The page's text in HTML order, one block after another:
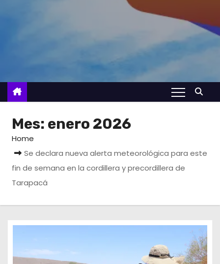
Mes: enero 2026
Home
Se declara nueva alerta meteorológica para este
fin de semana en la cordillera y precordillera de
Tarapacá